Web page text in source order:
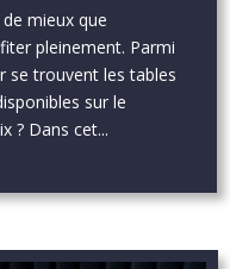
mieux que
pleinement. Parmi
se trouvent les tables
sur le
? Dans cet...